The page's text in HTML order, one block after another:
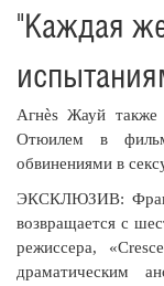
"Каждая
Агнès Жауй также
Отюилем в
обвинениями в
ЭКСКЛЮЗИВ:
возвращается с
режиссера,
драматическим